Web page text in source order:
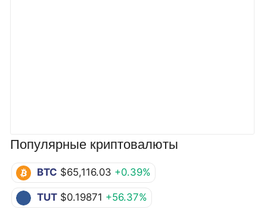
Популярные криптовалюты
BTC $65,116.03 +0.39%
TUT $0.19871 +56.37%